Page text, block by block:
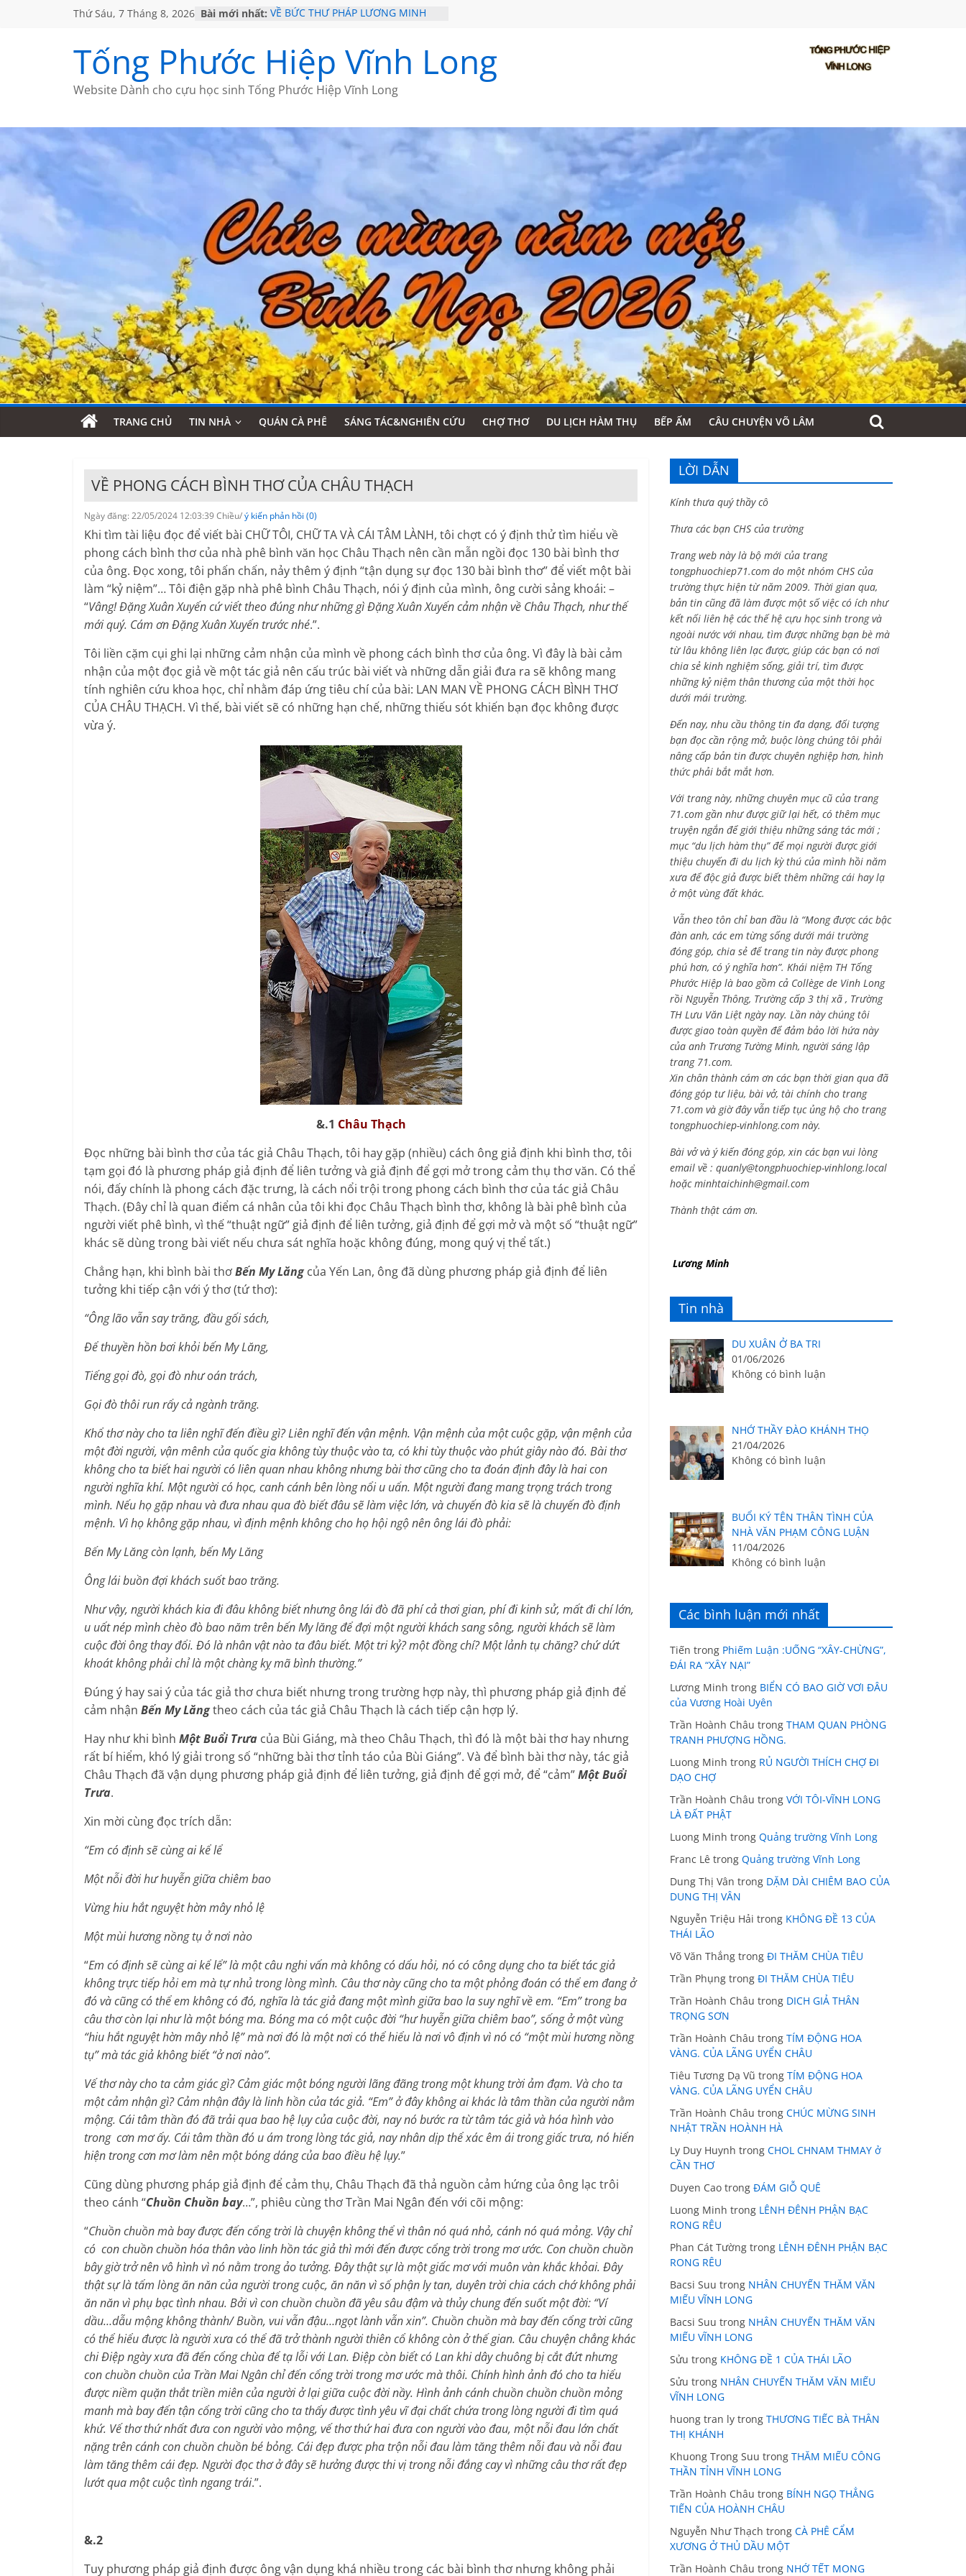
Thứ Sáu, 7 Tháng 8, 2026 Bài mới nhất: VỀ BỨC THƯ PHÁP LƯƠNG MINH
MỘT ĐỜI ĐI QUA NHỮNG TRANG
SÁCH
BẤT CHỢT CỦA CHÂU LỆ DUNG
CÀ PHÊ NGẮM NÚI
Tống Phước Hiệp Vĩnh Long
Website Dành cho cựu học sinh Tống Phước Hiệp Vĩnh Long
TRANG CHỦ TIN NHÀ QUÁN CÀ PHÊ SÁNG TÁC&NGHIÊN CỨU CHỢ THƠ DU LỊCH HÀM THỤ BẾP ẤM CÂU CHUYỆN VÕ LÂM
VỀ PHONG CÁCH BÌNH THƠ CỦA CHÂU THẠCH
Ngày đăng: 22/05/2024 12:03:39 Chiều/ý kiến phản hồi (0)
Khi tìm tài liệu đọc để viết bài CHỮ TÔI, CHỮ TA VÀ CÁI TÂM LÀNH, tôi chợt có ý định thử tìm hiểu về
phong cách bình thơ của nhà phê bình văn học Châu Thạch nên cần mẫn ngồi đọc 130 bài bình thơ
của ông. Đọc xong, tôi phấn chấn, nảy thêm ý định “tận dụng sự đọc 130 bài bình thơ” để viết một bài
làm “kỷ niệm”… Tôi điện gặp nhà phê bình Châu Thạch, nói ý định của mình, ông cười sảng khoái: –
“Vâng! Đặng Xuân Xuyến cứ viết theo đúng như những gì Đặng Xuân Xuyến cảm nhận về Châu Thạch, như thế
mới quý. Cám ơn Đặng Xuân Xuyến trước nhé.”.
Tôi liền cặm cụi ghi lại những cảm nhận của mình về phong cách bình thơ của ông. Vì đây là bài cảm
nhận của một đọc giả về một tác giả nên cấu trúc bài viết và những dẫn giải đưa ra sẽ không mang
tính nghiên cứu khoa học, chỉ nhằm đáp ứng tiêu chí của bài: LAN MAN VỀ PHONG CÁCH BÌNH THƠ
CỦA CHÂU THẠCH. Vì thế, bài viết sẽ có những hạn chế, những thiếu sót khiến bạn đọc không được
vừa ý.
&.1 Châu Thạch
Đọc những bài bình thơ của tác giả Châu Thạch, tôi hay gặp (nhiều) cách ông giả định khi bình thơ, tôi
tạm gọi đó là phương pháp giả định để liên tưởng và giả định để gợi mở trong cảm thụ thơ văn. Có thể
nói, đấy chính là phong cách đặc trưng, là cách nổi trội trong phong cách bình thơ của tác giả Châu
Thạch. (Đây chỉ là quan điểm cá nhân của tôi khi đọc Châu Thạch bình thơ, không là bài phê bình của
người viết phê bình, vì thế “thuật ngữ” giả định để liên tưởng, giả định để gợi mở và một số “thuật ngữ”
khác sẽ dùng trong bài viết nếu chưa sát nghĩa hoặc không đúng, mong quý vị thể tất.)
Chẳng hạn, khi bình bài thơBến My Lăngcủa Yến Lan, ông đã dùng phương pháp giả định để liên
tưởng khi tiếp cận với ý thơ (tứ thơ):
“Ông lão vẫn say trăng, đầu gối sách,
Để thuyền hồn bơi khỏi bến My Lăng,
Tiếng gọi đò, gọi đò như oán trách,
Gọi đò thôi run rẩy cả ngành trăng.
Khổ thơ này cho ta liên nghĩ đến điều gì? Liên nghĩ đến vận mệnh. Vận mệnh của một cuộc gặp, vận mệnh của
một đời người, vận mênh của quốc gia không tùy thuộc vào ta, có khi tùy thuộc vào phút giây nào đó. Bài thơ
không cho ta biết hai người có liên quan nhau không nhưng bài thơ cũng cho ta đoán định đây là hai con
người nghĩa khí. Một người có học, canh cánh bên lòng nổi u uẩn. Một người đang mang trọng trách trong
mình. Nếu họ gặp nhau và đưa nhau qua đò biết đâu sẽ làm việc lớn, và chuyến đò kia sẽ là chuyến đò định
mệnh. Vì họ không gặp nhau, vì định mệnh không cho họ hội ngộ nên ông lái đò phải:
Bến My Lăng còn lạnh, bến My Lăng
Ông lái buồn đợi khách suốt bao trăng.
Như vậy, người khách kia đi đâu không biết nhưng ông lái đò đã phí cả thơi gian, phí đi kinh sử, mất đi chí lớn,
u uất nép mình chèo đò bao năm trên bến My lăng để đợi một người khách sang sông, người khách sẽ làm
cuộc đời ông thay đổi. Đó là nhân vật nào ta đâu biết. Một tri kỷ? một đồng chí? Một lảnh tụ chăng? chứ dứt
khoát không phải chỉ là một chàng kỵ mã bình thường.”
Đúng ý hay sai ý của tác giả thơ chưa biết nhưng trong trường hợp này, thì phương pháp giả định để
cảm nhận Bến My Lăngtheo cách của tác giả Châu Thạch là cách tiếp cận hợp lý.
Hay như khi bình Một Buổi Trưa của Bùi Giáng, mà theo Châu Thạch, thì đó là một bài thơ hay nhưng
rất bí hiểm, khó lý giải trong số “những bài thơ tỉnh táo của Bùi Giáng”. Và để bình bài thơ này, tác giả
Châu Thạch đã vận dụng phương pháp giả định để liên tưởng, giả định để gợi mở, để “cảm”Một Buổi
Trưa.
Xin mời cùng đọc trích dẫn:
“Em có định sẽ cùng ai kể lể
Một nỗi đời hư huyễn giữa chiêm bao
Vừng hiu hắt nguyệt hờn mây nhỏ lệ
Một mùi hương nồng tụ ở nơi nào
“Em có định sẽ cùng ai kể lể” là một câu nghi vấn mà không có dấu hỏi, nó có công dụng cho ta biết tác giả
không trực tiếp hỏi em mà tự nhủ trong lòng mình. Câu thơ này cũng cho ta một phỏng đoán có thể em đang ở
đó và cũng có thể em không có đó, nghĩa là tác giả đang một mình giữa bao la suy nghĩ về em. “Em” trong ba
câu thơ còn lại như là một bóng ma. Bóng ma có một cuộc đời “hư huyễn giữa chiêm bao”, sống ở một vùng
“hiu hắt nguyệt hờn mây nhỏ lệ” mà nơi đó là một nơi có thể hiểu là nơi vô định vì nó có “một mùi hương nồng
tụ” mà tác giả không biết “ở nơi nào”.
Vế thơ này cho ta cảm giác gì? Cảm giác một bóng người lãng đãng trong một khung trời ảm đạm. Và cho ta
một cảm nhận gì? Cảm nhận đây là linh hồn của tác giả. “Em” ở đây không ai khác là tâm thần của người nằm
mộng. Cái tâm thần đó đã trải qua bao hệ lụy của cuộc đời, nay nó bước ra từ tâm tác giả và hóa hình vào
trong cơn mơ ấy. Cái tâm thần đó u ám trong lòng tác giả, nay nhân dịp thể xác êm ái trong giấc trưa, nó hiển
hiện trong cơn mơ làm nên một bóng dáng của bao điều hệ lụy.”
Cũng dùng phương pháp giả định để cảm thụ, Châu Thạch đã thả nguồn cảm hứng của ông lạc trôi
theo cánh “Chuồn Chuồn bay…”, phiêu cùng thơ Trần Mai Ngân đến với cõi mộng:
“Chuồn chuồn mà bay được đến cổng trời là chuyện không thể vì thân nó quá nhỏ, cánh nó quá mỏng. Vậy chỉ
có con chuồn chuồn hóa thân vào linh hồn tác giả thì mới đến được cổng trời trong mơ ước. Con chuồn chuồn
bây giờ trở nên vô hình vì nó nằm trong ảo tưởng. Đây thật sự là một giấc mơ với muôn vàn khắc khỏai. Đây
thật sự là tấm lòng ăn năn của người trong cuộc, ăn năn vì số phận ly tan, duyên trời chia cách chớ không phải
ăn năn vì phụ bạc tình nhau. Bởi vì con chuồn chuồn đã yêu sâu đậm và thủy chung đến suốt một đời: “Ví
dầu…dẫu mộng không thành/ Buồn, vui vẫn đậu…ngọt lành vẫn xin”. Chuồn chuồn mà bay đến cổng trời cũng
có thể hiểu được là người xưa có thể đã trở thành người thiên cổ không còn ở thế gian. Câu chuyện chẳng khác
chi Điệp ngày xưa đã đến cổng chùa để tạ lỗi với Lan. Điệp còn biết có Lan khi dây chuông bị cắt đứt nhưng
con chuồn chuồn của Trần Mai Ngân chỉ đến cổng trời trong mơ ước mà thôi. Chính hình ảnh đó cho ta hiểu
được niềm quặn thắt triền miên của người ở lại giữa cuộc đời nầy. Hình ảnh cánh chuồn chuồn chuồn mỏng
manh mà bay đến tận cổng trời cũng cho ta thấy được tình yêu vĩ đại chất chứa trong lòng người đi tìm quá
khứ. Vế thơ thứ nhất đưa con người vào mộng, vế thơ thứ hai đưa con người vào đau, một nỗi đau lớn chất
nặng trên cánh con chuồn chuồn bé bỏng. Cái đẹp được pha trộn nỗi đau làm tăng thêm nỗi đau và nỗi đau
làm tăng thêm cái đẹp. Người đọc thơ ở đây sẽ hưởng được thi vị trong nỗi đắng cay vì những câu thơ rất đẹp
lướt qua một cuộc tình ngang trái.”.
&.2
Tuy phương pháp giả định được ông vận dụng khá nhiều trong các bài bình thơ nhưng không phải
LỜI DẪN
Kính thưa quý thầy cô
Thưa các bạn CHS của trường
Trang web này là bộ mới của trang
tongphuochiep71.com do một nhóm CHS của
trường thực hiện từ năm 2009. Thời gian qua,
bản tin cũng đã làm được một số việc có ích như
kết nối liên hệ các thế hệ cựu học sinh trong và
ngoài nước với nhau, tìm được những bạn bè mà
từ lâu không liên lạc được, giúp các bạn có nơi
chia sẻ kinh nghiệm sống, giải trí, tìm được
những kỷ niệm thân thương của một thời học
dưới mái trường.
Đến nay, nhu cầu thông tin đa dạng, đối tượng
bạn đọc cần rộng mở, buộc lòng chúng tôi phải
nâng cấp bản tin được chuyên nghiệp hơn, hình
thức phải bắt mắt hơn.
Với trang này, những chuyên mục cũ của trang
71.com gần như được giữ lại hết, có thêm mục
truyện ngắn để giới thiệu những sáng tác mới ;
mục “du lịch hàm thụ” để mọi người được giới
thiệu chuyến đi du lịch kỳ thú của mình hồi năm
xưa để độc giả được biết thêm những cái hay lạ
ở một vùng đất khác.
Vẫn theo tôn chỉ ban đầu là “Mong được các bậc
đàn anh, các em từng sống dưới mái trường
đóng góp, chia sẻ để trang tin này được phong
phú hơn, có ý nghĩa hơn”. Khái niệm TH Tống
Phước Hiệp là bao gồm cả Collège de Vinh Long
rồi Nguyễn Thông, Trường cấp 3 thị xã , Trường
TH Lưu Văn Liệt ngày nay. Lần này chúng tôi
được giao toàn quyền để đảm bảo lời hứa này
của anh Trương Tường Minh, người sáng lập
trang 71.com.
Xin chân thành cám ơn các bạn thời gian qua đã
đóng góp tư liệu, bài vở, tài chính cho trang
71.com và giờ đây vẫn tiếp tục ủng hộ cho trang
tongphuochiep-vinhlong.com này.
Bài vở và ý kiến đóng góp, xin các bạn vui lòng
email về : quanly@tongphuochiep-vinhlong.local
hoặcminhtaichinh@gmail.com
Thành thật cám ơn.
Lương Minh
Tin nhà
DU XUÂN Ở BA TRI
01/06/2026
Không có bình luận
NHỚ THẦY ĐÀO KHÁNH THỌ
21/04/2026
Không có bình luận
BUỔI KÝ TÊN THÂN TÌNH CỦA
NHÀ VĂN PHẠM CÔNG LUẬN
11/04/2026
Không có bình luận
Các bình luận mới nhất
Tiến trong Phiếm Luận :UỐNG “XÂY-CHỪNG”,
ĐÁI RA “XÂY NẠI”
Lương Minh trong BIỂN CÓ BAO GIỜ VƠI ĐÂU
của Vương Hoài Uyên
Trần Hoành Châu trong THAM QUAN PHÒNG
TRANH PHƯỢNG HỒNG.
Luong Minh trong RỦ NGƯỜI THÍCH CHỢ ĐI
DẠO CHỢ
Trần Hoành Châu trong VỚI TÔI-VĨNH LONG
LÀ ĐẤT PHẬT
Luong Minh trong Quảng trường Vĩnh Long
Franc Lê trong Quảng trường Vĩnh Long
Dung Thị Vân trong DẶM DÀI CHIÊM BAO CỦA
DUNG THỊ VÂN
Nguyễn Triệu Hải trong KHÔNG ĐỀ 13 CỦA
THÁI LÃO
Võ Văn Thắng trong ĐI THĂM CHÙA TIÊU
Trần Phụng trong ĐI THĂM CHÙA TIÊU
Trần Hoành Châu trong DICH GIẢ THÂN
TRỌNG SƠN
Trần Hoành Châu trong TÍM ĐỘNG HOA
VÀNG. CỦA LÃNG UYỂN CHÂU
Tiêu Tương Dạ Vũ trong TÍM ĐỘNG HOA
VÀNG. CỦA LÃNG UYỂN CHÂU
Trần Hoành Châu trong CHÚC MỪNG SINH
NHẬT TRẦN HOÀNH HÀ
Ly Duy Huynh trong CHOL CHNAM THMAY ở
CẦN THƠ
Duyen Cao trong ĐÁM GIỖ QUÊ
Luong Minh trong LÊNH ĐÊNH PHẬN BẠC
RONG RÊU
Phan Cát Tường trong LÊNH ĐÊNH PHẬN BẠC
RONG RÊU
Bacsi Suu trong NHÂN CHUYẾN THĂM VĂN
MIẾU VĨNH LONG
Bacsi Suu trong NHÂN CHUYẾN THĂM VĂN
MIẾU VĨNH LONG
Sửu trong KHÔNG ĐỀ 1 CỦA THÁI LÃO
Sửu trong NHÂN CHUYẾN THĂM VĂN MIẾU
VĨNH LONG
huong tran ly trong THƯƠNG TIẾC BÀ THÂN
THỊ KHÁNH
Khuong Trong Suu trong THĂM MIẾU CÔNG
THẦN TỈNH VĨNH LONG
Trần Hoành Châu trong BÍNH NGỌ THẲNG
TIẾN CỦA HOÀNH CHÂU
Nguyễn Như Thạch trong CÀ PHÊ CẨM
XƯƠNG Ở THỦ DẦU MỘT
Trần Hoành Châu trong NHỚ TẾT MONG